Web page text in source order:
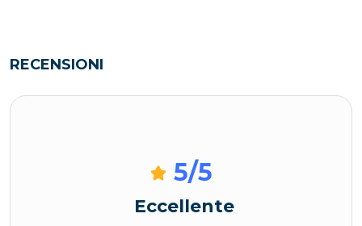
RECENSIONI
5/5
Eccellente